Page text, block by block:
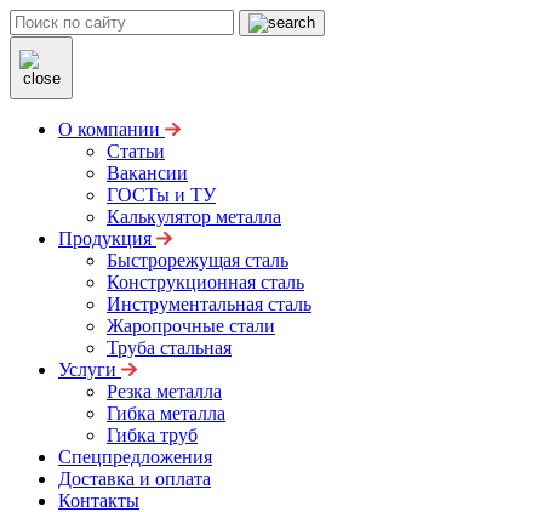
О компании
Статьи
Вакансии
ГОСТы и ТУ
Калькулятор металла
Продукция
Быстрорежущая сталь
Конструкционная сталь
Инструментальная сталь
Жаропрочные стали
Труба стальная
Услуги
Резка металла
Гибка металла
Гибка труб
Спецпредложения
Доставка и оплата
Контакты